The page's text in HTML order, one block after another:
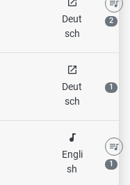
Deut
sch
queue_music
2
open_in_new
Deut
sch
1
audiotrack
Engli
sh
queue_music
1